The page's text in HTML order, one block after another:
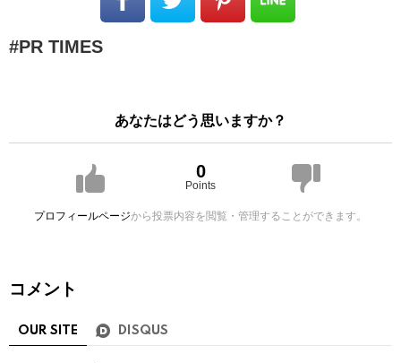
PR TIMES
あなたはどう思いますか？
0
Points
プロフィールページから投票内容を閲覧・管理することができます。
コメント
OUR SITE DISQUS